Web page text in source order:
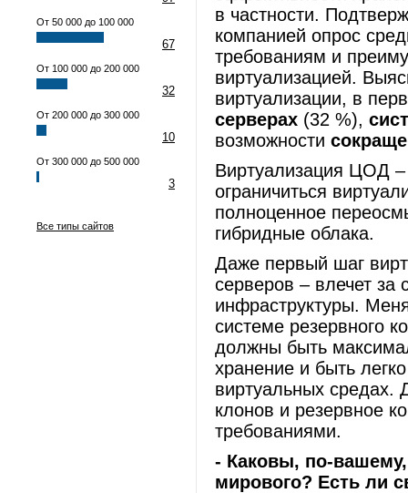
От 50 000 до 100 000
67
От 100 000 до 200 000
32
От 200 000 до 300 000
10
От 300 000 до 500 000
3
Все типы сайтов
в частности.
компанией опрос
требованиям и
виртуализацией.
виртуализации, в
серверах (32 %),
возможности
Виртуализация ЦОД –
ограничиться
полноценное
гибридные облака.
Даже первый шаг
серверов – влечет за
инфраструктуры.
системе резервного
должны быть
хранение и быть
виртуальных средах.
клонов и резервное
требованиями.
- Каковы, по-вашему,
мирового? Есть ли